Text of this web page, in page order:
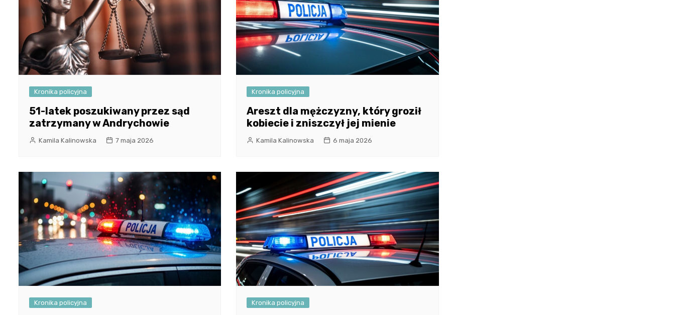
Kronika policyjna
51-latek poszukiwany przez sąd
zatrzymany w Andrychowie
Kamila Kalinowska 7 maja 2026
Kronika policyjna
Areszt dla mężczyzny, który groził
kobiecie i zniszczył jej mienie
Kamila Kalinowska 6 maja 2026
Kronika policyjna Kronika policyjna